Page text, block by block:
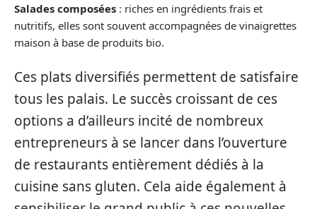
Salades composées : riches en ingrédients frais et
nutritifs, elles sont souvent accompagnées de vinaigrettes
maison à base de produits bio.
Ces plats diversifiés permettent de satisfaire
tous les palais. Le succès croissant de ces
options a d’ailleurs incité de nombreux
entrepreneurs à se lancer dans l’ouverture
de restaurants entièrement dédiés à la
cuisine sans gluten. Cela aide également à